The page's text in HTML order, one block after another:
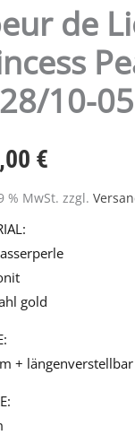
de
10-
€
% MwSt. zzgl.
gold
+